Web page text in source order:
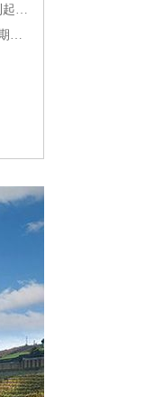
Franciacorta 可以与法国香槟媲美的意大利起泡酒
意大利葡萄酒是一幅“文化拼图”，找到长期合作伙伴最具挑战